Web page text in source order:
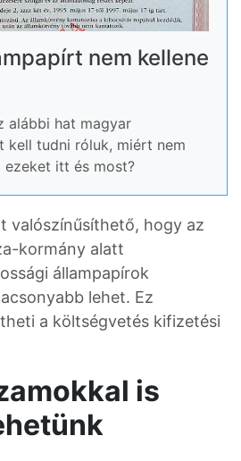
nem kellene
alábbi hat magyar
kell tudni róluk, miért nem
ezeket itt és most?
valószínűsíthető, hogy az
kormány alatt
állampapírok
lehet. Ez
a költségvetés kifizetési
is